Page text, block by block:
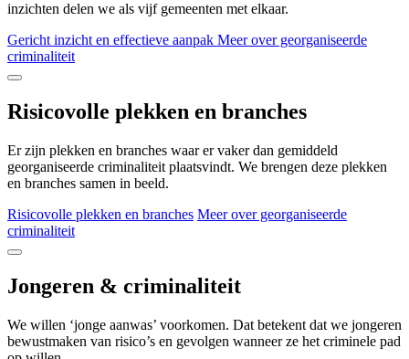
inzichten delen we als vijf gemeenten met elkaar.
Gericht inzicht en effectieve aanpak Meer over georganiseerde
criminaliteit
Risicovolle plekken en branches
Er zijn plekken en branches waar er vaker dan gemiddeld
georganiseerde criminaliteit plaatsvindt. We brengen deze plekken
en branches samen in beeld.
Risicovolle plekken en branches Meer over georganiseerde
criminaliteit
Jongeren & criminaliteit
We willen ‘jonge aanwas’ voorkomen. Dat betekent dat we jongeren
bewustmaken van risico’s en gevolgen wanneer ze het criminele pad